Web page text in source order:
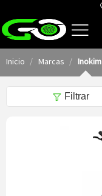
Inicio Marcas Inokim
Filtrar